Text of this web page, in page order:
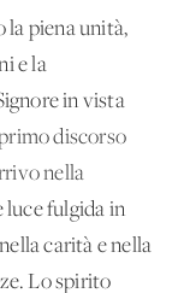
la piena unità,
e la
in vista
discorso
nella
luce fulgida in
carità e nella
Lo spirito